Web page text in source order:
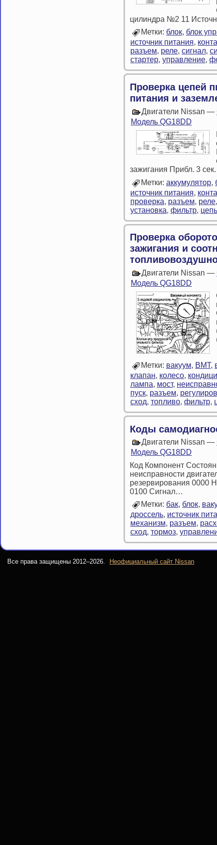
цилиндра №2 11
Метки: блок, блок
источник питания,
разъем, реле, сигнал,
стартер, управление,
Проверка цепей
питания и
Двигатели Nissan —
Модель QG18DD
зажигания Прибл. 3
Метки: аккумулятор,
источник питания,
проверка, разъем, реле
установка, фильтр, цепь
Проверка
зажигания и
Двигатели Nissan —
Модель QG18DD
Метки: вакуум, ВМТ,
клапан, колесо,
лампа, мост,
пуск, разъем,
сход, топливо, фильтр,
Коды
Двигатели Nissan —
Модель QG18DD
Код Компонент
неисправности
резервирования 0000
0100 Сигнал…
Метки: бак, блок,
дроссель, источник
механизм, разъем,
сход, тормоз,
Все права защищены 2012–2026. Неофициальный сайт Nissan